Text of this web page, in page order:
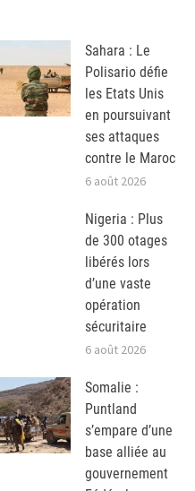
Sahara : Le
Polisario défie
les Etats Unis
en poursuivant
ses attaques
contre le Maroc
6 août 2026
Nigeria : Plus
de 300 otages
libérés lors
d’une vaste
opération
sécuritaire
6 août 2026
Somalie :
Puntland
s’empare d’une
base alliée au
gouvernement